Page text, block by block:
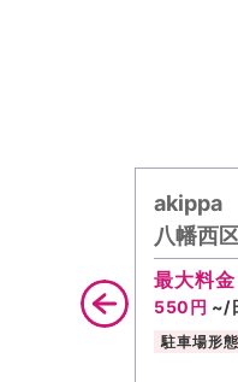
akippa
八幡西
最大料金
550円 ~/
駐車場形態